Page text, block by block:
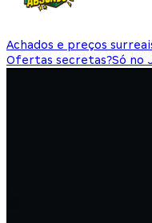
Achados e preços
Ofertas secretas?Só no